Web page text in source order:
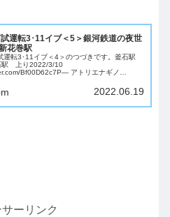
運転3･11イブ＜5＞銀河鉄道の夜世
花巻駅
運転3･11イブ＜4＞のつづきです。釜石駅
上り2022/3/10
Bf00D62c7P— アトリエナギノ
2022.06.19
ーリンク